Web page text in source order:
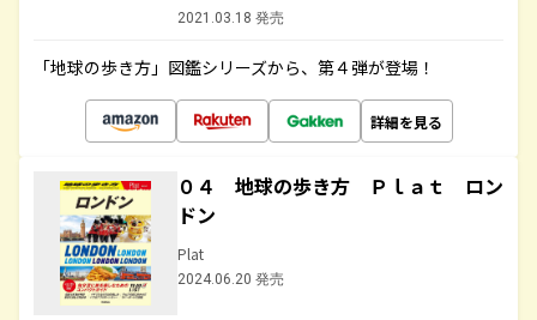
2021.03.18 発売
「地球の歩き方」図鑑シリーズから、第４弾が登場！
詳細を見る
０４ 地球の歩き方 Ｐｌａｔ ロン
ドン
Plat
2024.06.20 発売